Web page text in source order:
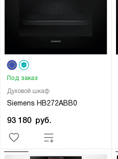
Духовой шкаф
Siemens HB272ABB0
Под заказ
93 180 руб.